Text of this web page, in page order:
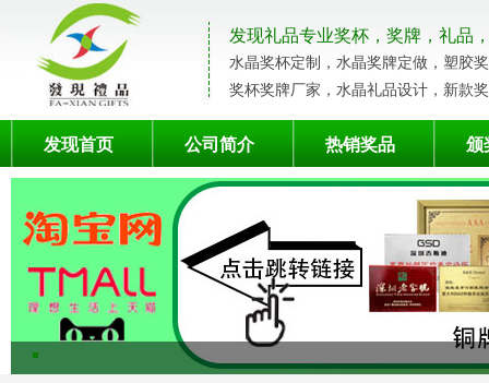
发现礼品专业奖杯，奖牌，礼品
水晶奖杯定制，水晶奖牌定做，塑胶
奖杯奖牌厂家，水晶礼品设计，新款
发现首页 公司简介 热销奖品 颁